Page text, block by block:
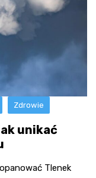
Zdrowie
unikać
Tlenek